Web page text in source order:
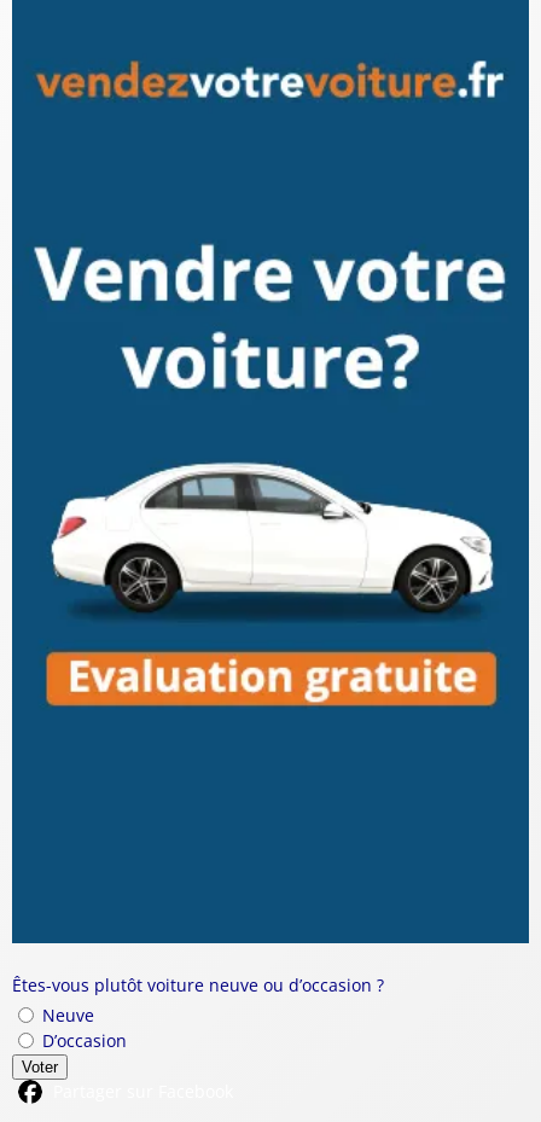
Êtes-vous plutôt voiture neuve ou d’occasion ?
Neuve
D’occasion
Voter